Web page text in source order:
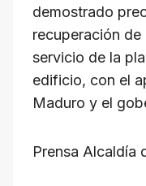
demostrado
recuperación
servicio de la
edificio, con el
Maduro y el
Prensa Alcaldía